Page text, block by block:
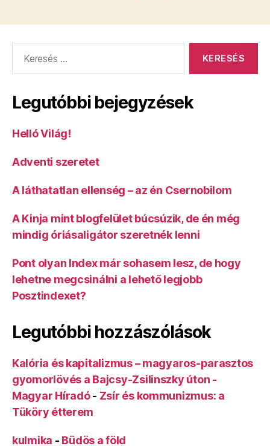
Legutóbbi bejegyzések
Helló Világ!
Adventi szeretet
A láthatatlan ellenség – az én Csernobilom
A Kinja mint blogfelület búcsúzik, de én még
mindig óriásaligátor szeretnék lenni
Pont olyan Index már sohasem lesz, de hogy
lehetne megcsinálni a lehető legjobb
Posztindexet?
Legutóbbi hozzászólások
Kalória és kapitalizmus – magyaros-parasztos
gyomorlövés a Bajcsy-Zsilinszky úton -
Magyar Híradó- Zsír és kommunizmus: a
Tüköry étterem
kulmika - Büdös a föld